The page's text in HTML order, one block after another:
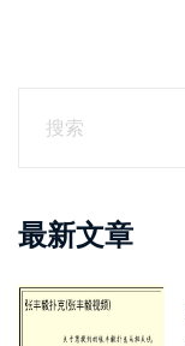
最新文章